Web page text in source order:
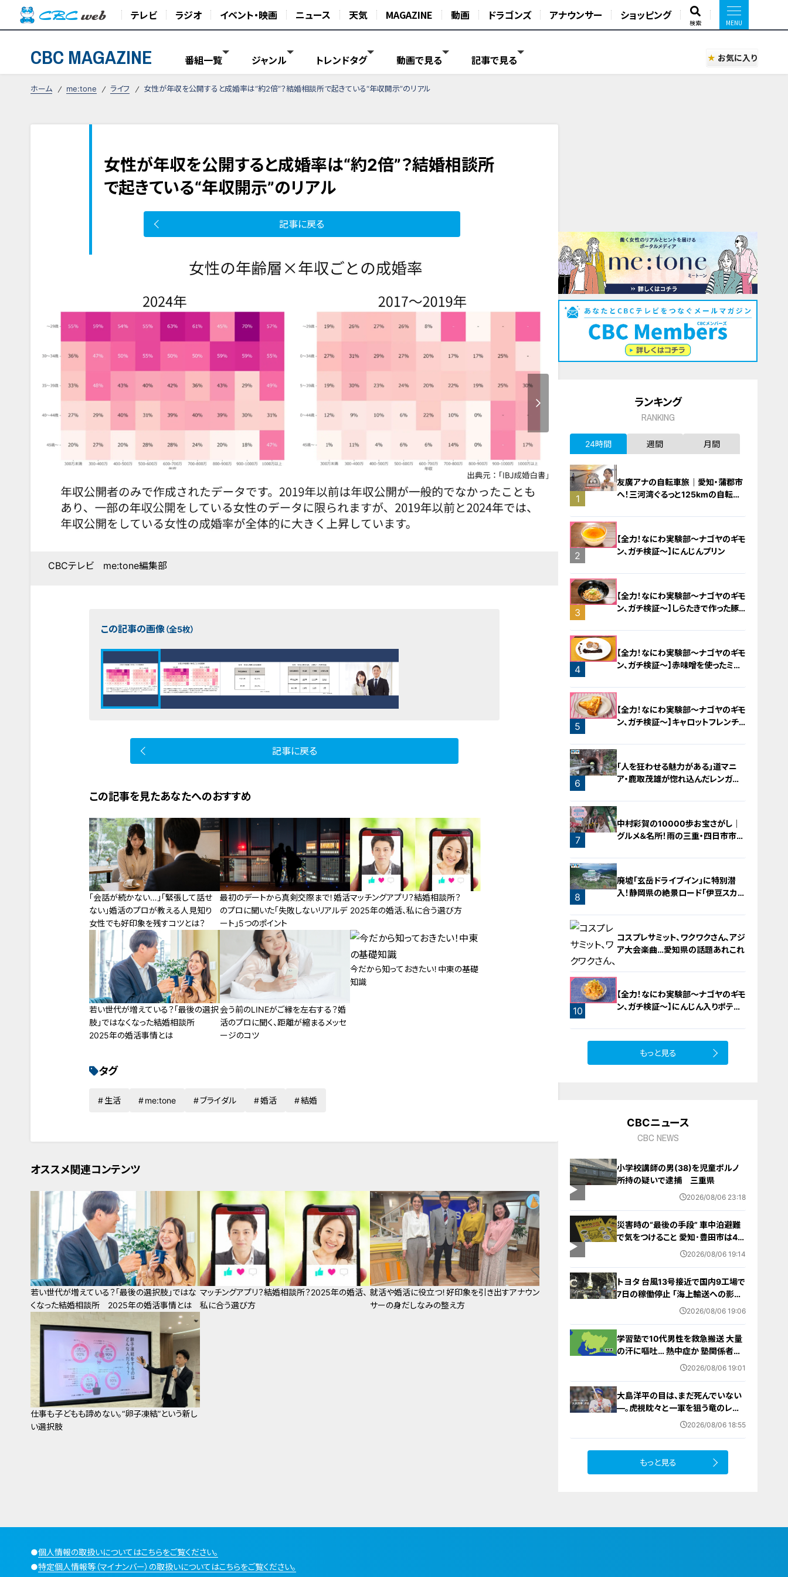
テレビ ラジオ イベント・映画 ニュース 天気 MAGAZINE 動画 ドラゴンズ アナウンサー ショッピング
検索
CBC MAGAZINE 番組一覧 ジャンル トレンドタグ 動画で見る 記事で見る お気に入り
ホーム me:tone ライフ 女性が年収を公開すると成婚率は“約2倍”？結婚相談所で起きている“年収開示”のリアル
女性が年収を公開すると成婚率は“約2倍”？結婚相談所
で起きている“年収開示”のリアル
記事に戻る
CBCテレビ me:tone編集部
この記事の画像（全5枚）
記事に戻る
この記事を見たあなたへのおすすめ
「会話が続かない…」「緊張して話せ
ない」婚活のプロが教える人見知り
女性でも好印象を残すコツとは？
最初のデートから真剣交際まで！婚活
のプロに聞いた「失敗しないリアルデ
ート」5つのポイント
マッチングアプリ？結婚相談所？
2025年の婚活、私に合う選び方
若い世代が増えている？「最後の選択
肢」ではなくなった結婚相談所
2025年の婚活事情とは
会う前のLINEがご縁を左右する？婚
活のプロに聞く、距離が縮まるメッセ
ージのコツ
今だから知っておきたい！中東の基礎
知識
タグ
生活 me:tone ブライダル 婚活 結婚
オススメ関連コンテンツ
若い世代が増えている？「最後の選択肢」ではな
くなった結婚相談所 2025年の婚活事情とは
マッチングアプリ？結婚相談所？2025年の婚活、
私に合う選び方
就活や婚活に役立つ！好印象を引き出すアナウン
サーの身だしなみの整え方
仕事も子どもも諦めない。“卵子凍結”という新し
い選択肢
ランキング
RANKING
24時間 週間 月間
1
友廣アナの自転車旅｜愛知・蒲郡市
へ！三河湾ぐるっと125kmの自転車
2
【全力！なにわ実験部～ナゴヤのギモ
ン、ガチ検証～】にんじんプリン
3
【全力！なにわ実験部～ナゴヤのギモ
ン、ガチ検証～】しらたきで作った豚
4
【全力！なにわ実験部～ナゴヤのギモ
ン、ガチ検証～】赤味噌を使ったミル
5
【全力！なにわ実験部～ナゴヤのギモ
ン、ガチ検証～】キャロットフレンチ
6
「人を狂わせる魅力がある」道マニ
ア・鹿取茂雄が惚れ込んだレンガの
7
中村彩賀の10000歩お宝さがし｜
グルメ＆名所！雨の三重・四日市市で
8
廃墟「玄岳ドライブイン」に特別潜
入！静岡県の絶景ロード「伊豆スカイ
コスプレサミット、ワクワクさん、アジ
ア大会楽曲…愛知県の話題あれこれ
10
【全力！なにわ実験部～ナゴヤのギモ
ン、ガチ検証～】にんじん入りポテト
もっと見る
CBCニュース
CBC NEWS
小学校講師の男(38)を児童ポルノ
所持の疑いで逮捕 三重県
2026/08/06 23:18
災害時の“最後の手段” 車中泊避難
で気をつけること 愛知･豊田市は4年
前からマニュアル作成 最悪の場合2026/08/06 19:14
トヨタ 台風13号接近で国内9工場で
7日の稼働停止 ｢海上輸送への影響
を踏まえ判断｣ 夏季連休明けの17日
2026/08/06 19:06
学習塾で10代男性を救急搬送 大量
の汗に嘔吐… 熱中症か 塾関係者が
消防に通報 名古屋 2026/08/06 19:01
大島洋平の目は、まだ死んでいない
―。虎視眈々と一軍を狙う竜のレジ
ェンドが明かした現状とドラゴンズ
2026/08/06 18:55
もっと見る
●個人情報の取扱いについてはこちらをご覧ください。
●特定個人情報等（マイナンバー）の取扱いについてはこちらをご覧ください。